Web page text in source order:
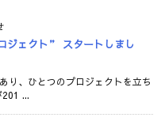
ジェクト” スタートしまし
り、ひとつのプロジェクトを立ち
201 ...